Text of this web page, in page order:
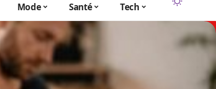
Mode Santé Tech